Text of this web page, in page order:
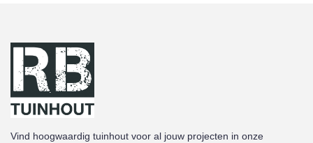
Vind hoogwaardig tuinhout voor al jouw projecten in onze